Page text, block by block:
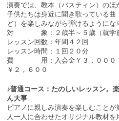
演奏では、教本（バスティン）のほ
子供たちは身近に聞き歌っている
ど）を楽しみながら弾けるようにな
対 象：２歳半～５歳（就学前
レッスン回数：年間４２回
レッスン時間：１回２０分
費 用：入会金￥３，０００
￥２，６００
♪普通コース：たのしいレッスン。
ん大事
ピアノに親しみ演奏を楽しむこと
人一人に合わせたオリジナル教材